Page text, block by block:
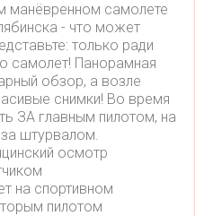
манёвренном самолете
- что может
только ради
самолет! Панорамная
обзор, а возле
снимки! Во время
ЗА главным пилотом, на
штурвалом.
осмотр
на спортивном
пилотом